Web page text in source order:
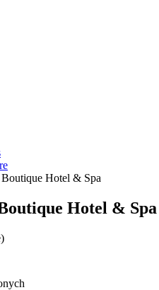
Boutique Hotel & Spa
Boutique Hotel & Spa